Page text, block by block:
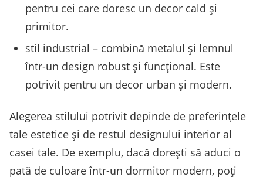
pentru cei care doresc un decor cald și
primitor.
stil industrial – combină metalul și lemnul
într-un design robust și funcțional. Este
potrivit pentru un decor urban și modern.
Alegerea stilului potrivit depinde de preferințele
tale estetice și de restul designului interior al
casei tale. De exemplu, dacă dorești să aduci o
pată de culoare într-un dormitor modern, poți